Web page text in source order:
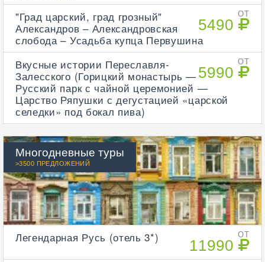
ОТ
5490
"Град царский, град грозный"
Александров – Александровская
слобода – Усадьба купца Первушина
ОТ
5990
Вкусные истории Переславля-
Залесского (Горицкий монастырь —
Русский парк с чайной церемонией —
Царство Ряпушки с дегустацией «царской
селедки» под бокал пива)
Многодневные туры
>3500 ПРЕДЛОЖЕНИЙ
ОТ
11990
Легендарная Русь (отель 3*)